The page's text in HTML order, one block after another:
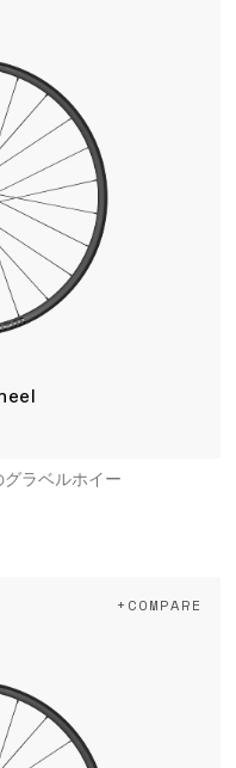
ラベルホイー
+COMPARE